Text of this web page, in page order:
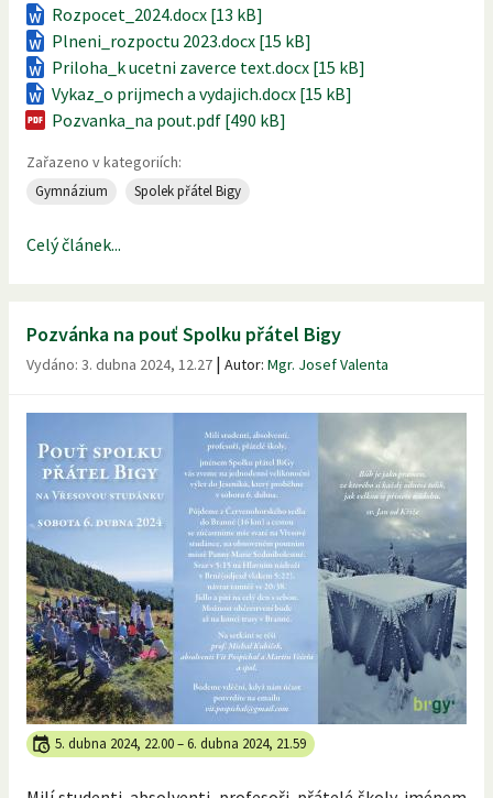
Rozpocet_2024.docx [13 kB]
Plneni_rozpoctu 2023.docx [15 kB]
Priloha_k ucetni zaverce text.docx [15 kB]
Vykaz_o prijmech a vydajich.docx [15 kB]
Pozvanka_na pout.pdf [490 kB]
Zařazeno v kategoriích:
Gymnázium Spolek přátel Bigy
Celý článek...
Pozvánka na pouť Spolku přátel Bigy
Vydáno: 3. dubna 2024, 12.27 | Autor: Mgr. Josef Valenta
5. dubna 2024, 22.00–6. dubna 2024, 21.59